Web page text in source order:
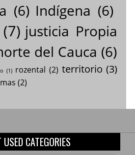
(6) Indígena (6)
(7) justicia Propia
del Cauca (6)
(1) rozental (2) territorio (3)
(2)
CATEGORIES